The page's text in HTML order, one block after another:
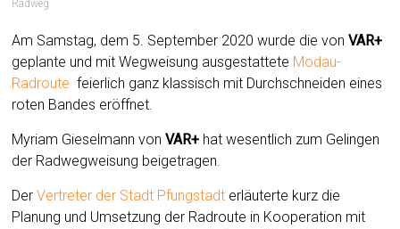
Radweg
Am Samstag, dem 5. September 2020 wurde die vonVAR+
geplante und mit Wegweisung ausgestattete Modau-
Radroute feierlich ganz klassisch mit Durchschneiden eines
roten Bandes eröffnet.
Myriam Gieselmann vonVAR+ hat wesentlich zum Gelingen
der Radwegweisung beigetragen.
DerVertreter der Stadt Pfungstadt erläuterte kurz die
Planung und Umsetzung der Radroute in Kooperation mit